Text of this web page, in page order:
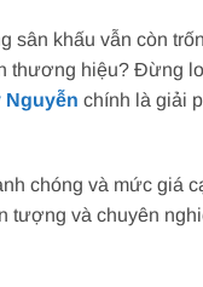
sân khấu vẫn còn
thương hiệu? Đừng
Nguyễn chính là giải
chóng và mức giá
tượng và chuyên